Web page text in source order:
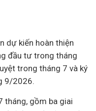
dự kiến hoàn thiện
đầu tư trong tháng
trong tháng 7 và ký
9/2026.
tháng, gồm ba giai